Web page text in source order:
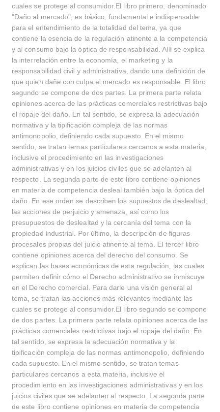
Buscar
cuales se protege al consumidor.El libro primero, denominado
"Daño al mercado", es básico, fundamental e indispensable
para el entendimiento de la totalidad del tema, ya que
contiene la esencia de la regulación atinente a la competencia
y al consumo bajo la óptica de responsabilidad. Allí se explica
la interrelación entre la economía, el marketing y la
responsabilidad civil y administrativa, dando una definición de
que quien dañe con culpa el mercado es responsable. El libro
segundo se compone de dos partes. La primera parte relata
opiniones acerca de las prácticas comerciales restrictivas bajo
el ropaje del daño. En tal sentido, se expresa la adecuación
normativa y la tipificación compleja de las normas
antimonopolio, definiendo cada supuesto. En el mismo
sentido, se tratan temas particulares cercanos a esta materia,
inclusive el procedimiento en las investigaciones
administrativas y en los juicios civiles que se adelanten al
respecto. La segunda parte de este libro contiene opiniones
en materia de competencia desleal también bajo la óptica del
daño. En ese orden se describen los supuestos de deslealtad,
las acciones de perjuicio y amenaza, así como los
presupuestos de deslealtad y la cercanía del tema con la
propiedad industrial. Por último, la descripción de figuras
procesales propias del juicio atinente al tema. El tercer libro
contiene opiniones acerca del derecho del consumo. Se
explican las bases económicas de esta regulación, las cuales
permiten definir cómo el Derecho administrativo se inmiscuye
en el Derecho comercial. Para darle una visión general al
tema, se tratan las acciones más relevantes mediante las
cuales se protege al consumidor.El libro segundo se compone
de dos partes. La primera parte relata opiniones acerca de las
prácticas comerciales restrictivas bajo el ropaje del daño. En
tal sentido, se expresa la adecuación normativa y la
tipificación compleja de las normas antimonopolio, definiendo
cada supuesto. En el mismo sentido, se tratan temas
particulares cercanos a esta materia, inclusive el
procedimiento en las investigaciones administrativas y en los
juicios civiles que se adelanten al respecto. La segunda parte
de este libro contiene opiniones en materia de competencia